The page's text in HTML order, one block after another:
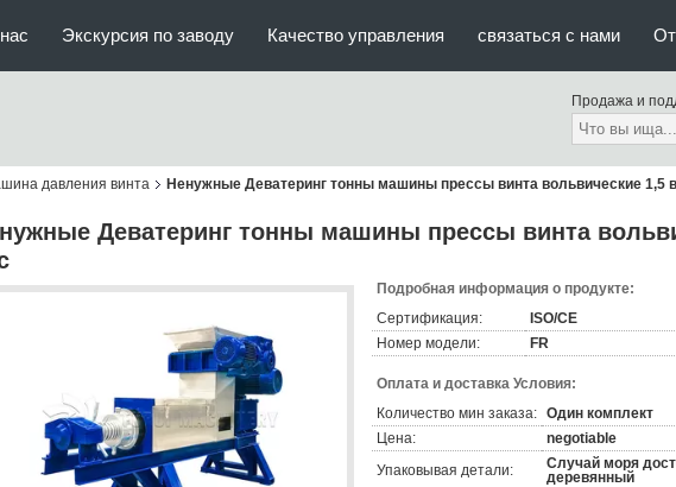
Экскурсия по заводу Качество управления связаться с нами
Продажа и
давления винта Ненужные Деватеринг тонны машины прессы винта вольвические 1,5
Деватеринг тонны машины прессы винта
Подробная информация о продукте:
Сертификация:
ISO/CE
Номер модели:
FR
Оплата и доставка Условия:
Количество мин заказа: Один комплект
Цена:
negotiable
Упаковывая детали:
Случай моря
деревянный